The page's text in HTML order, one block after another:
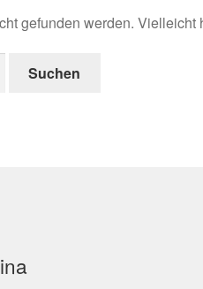
gefunden werden. Vielleicht